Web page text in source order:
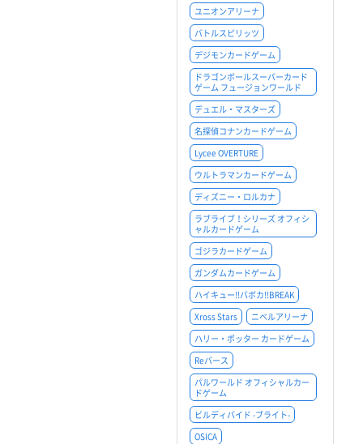
ユニオンアリーナ
バトルスピリッツ
デジモンカードゲーム
ドラゴンボールスーパーカード
ゲーム フュージョンワールド
デュエル・マスターズ
名探偵コナンカードゲーム
Lycee OVERTURE
ウルトラマンカードゲーム
ディズニー・ロルカナ
ラブライブ！シリーズ オフィシ
ャルカードゲーム
ゴジラカードゲーム
ガンダムカードゲーム
ハイキュー!!バボカ!!BREAK
Xross Stars
ニベルアリーナ
ハリー・ポッター カードゲーム
Reバース
パルワールド オフィシャルカー
ドゲーム
ビルディバイド -ブライト-
OSICA